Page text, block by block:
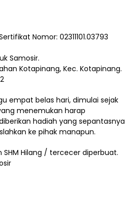
Nomor: 02311101.03793
Samosir.
Kotapinang, Kec. Kotapinang.
empat belas hari, dimulai sejak
menemukan harap
hadiah yang sepantasnya
ke pihak manapun.
Hilang / tercecer diperbuat.